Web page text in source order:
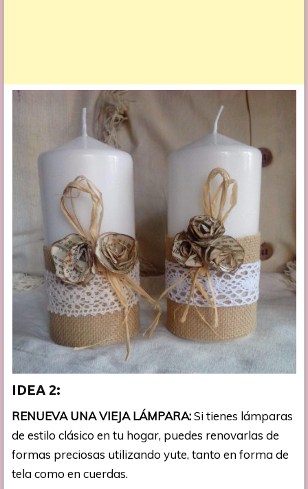
IDEA 2:
RENUEVA UNA VIEJA LÁMPARA:Si tienes lámparas
de estilo clásico en tu hogar, puedes renovarlas de
formas preciosas utilizando yute, tanto en forma de
tela como en cuerdas.